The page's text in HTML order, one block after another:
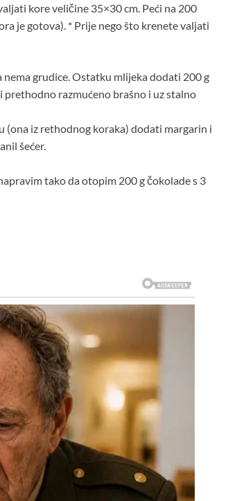
kore veličine 35×30 cm. Peći na 200
je gotova). * Prije nego što krenete valjati
grudice. Ostatku mlijeka dodati 200 g
razmućeno brašno i uz stalno
(ona iz rethodnog koraka) dodati margarin i
šećer.
tako da otopim 200 g čokolade s 3